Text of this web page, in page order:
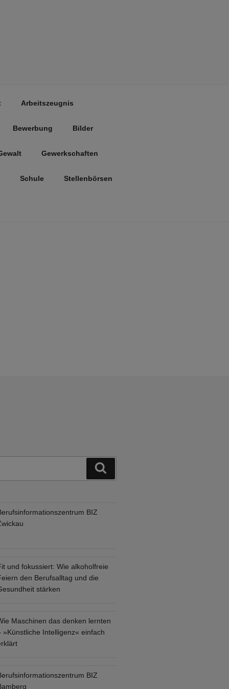
Arbeitszeugnis
Bewerbung Bilder
Gewerkschaften
Schule Stellenbörsen
BIZ
und fokussiert: Wie alkoholfreie
den Berufsalltag und die
stärken
Maschinen das denken lernten
»Künstliche Intelligenz« einfach
BIZ